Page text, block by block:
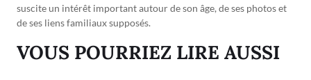
suscite un intérêt important autour de son âge, de ses photos et
de ses liens familiaux supposés.
VOUS POURRIEZ LIRE AUSSI